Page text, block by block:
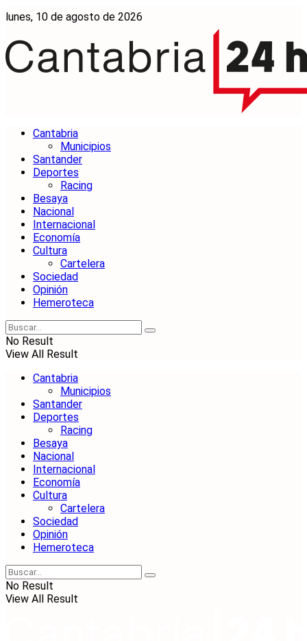
lunes, 10 de agosto de 2026
Cantabria
Municipios
Santander
Deportes
Racing
Besaya
Nacional
Internacional
Economía
Cultura
Cartelera
Sociedad
Opinión
Hemeroteca
No Result
View All Result
Cantabria
Municipios
Santander
Deportes
Racing
Besaya
Nacional
Internacional
Economía
Cultura
Cartelera
Sociedad
Opinión
Hemeroteca
No Result
View All Result